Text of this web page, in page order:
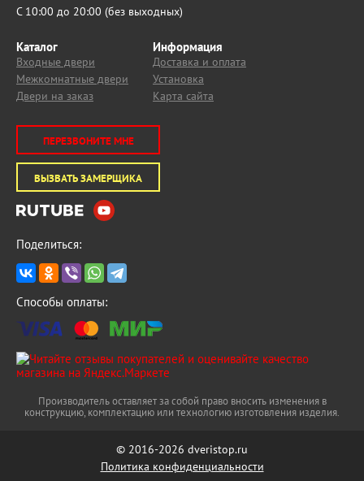
С 10:00 до 20:00 (без выходных)
Каталог
Входные двери
Межкомнатные двери
Двери на заказ
Информация
Доставка и оплата
Установка
Карта сайта
ПЕРЕЗВОНИТЕ МНЕ
ВЫЗВАТЬ ЗАМЕРЩИКА
Поделиться:
Способы оплаты:
Производитель оставляет за собой право вносить изменения в
конструкцию, комплектацию или технологию изготовления изделия.
© 2016-2026 dveristop.ru
Политика конфиденциальности